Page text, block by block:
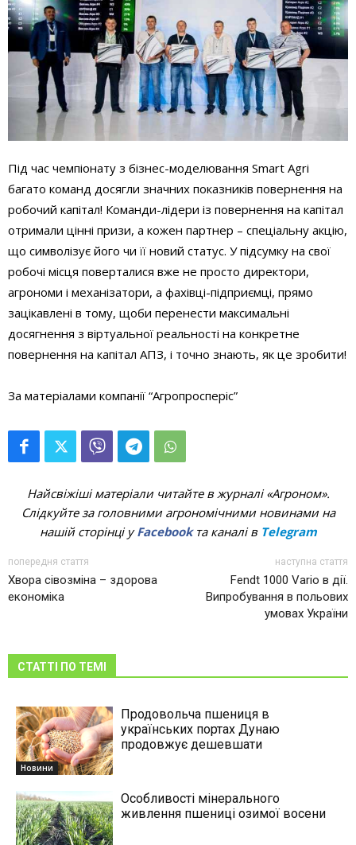
Під час чемпіонату з бізнес-моделювання Smart Agri
багато команд досягли значних показників повернення на
робочий капітал! Команди-лідери із повернення на капітал
отримали цінні призи, а кожен партнер – спеціальну акцію,
що символізує його чи її новий статус. У підсумку на свої
робочі місця поверталися вже не просто директори,
агрономи і механізатори, а фахівці-підприємці, прямо
зацікавлені в тому, щоби перенести максимальні
досягнення з віртуальної реальності на конкретне
повернення на капітал АПЗ, і точно знають, як це зробити!
За матеріалами компанії “Агропросперіс”
Найсвіжіші матеріали читайте в журналі «Агроном».
Слідкуйте за головними агрономічними новинами на
нашій сторінці уFacebookта каналі в Telegram
попередня стаття
Хвора сівозміна – здорова
економіка
наступна стаття
Fendt 1000 Vario в дії.
Випробування в польових
умовах України
СТАТТІ ПО ТЕМІ
Новини
Продовольча пшениця в
українських портах Дунаю
продовжує дешевшати
Особливості мінерального
живлення пшениці озимої восени